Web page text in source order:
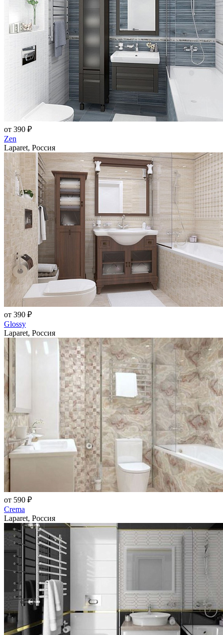
от 390 ₽
Zen
Laparet, Россия
от 390 ₽
Glossy
Laparet, Россия
от 590 ₽
Crema
Laparet, Россия